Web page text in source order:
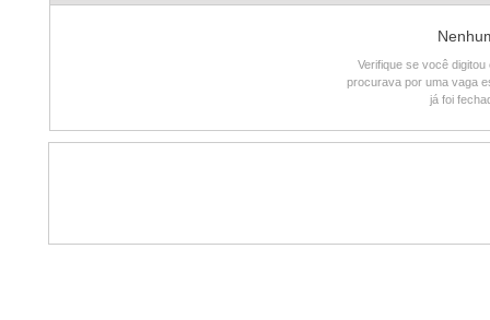
Verifique se você
procurava por uma vaga
já foi